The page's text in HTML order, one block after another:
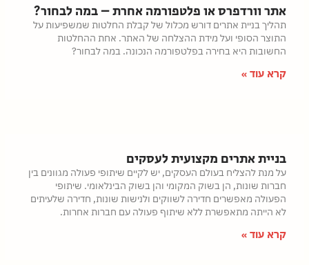
אתר וורדפרס או פלטפורמה אחרת – במה לבחור?
תהליך בניית אתרים דורש מכלול של קבלת החלטות שמשפיעות על
התוצר הסופי ועל מידת ההצלחה של האתר. אחת ההחלטות
החשובות היא בחירה בפלטפורמה הנכונה. במה לבחור?
קרא עוד »
בניית אתרים מקצועית לעסקים
על מנת להצליח בעולם העסקים, יש לקיים שיתופי פעולה מגוונים בין
חברות שונות, הן בשוק המקומי והן בשוק הבינלאומי. שיתופי
הפעולה מאפשרים חדירה לשווקים ולנישות שונות, חדירה שלעיתים
לא הייתה מתאפשרת ללא שיתוף פעולה עם חברות אחרות.
קרא עוד »